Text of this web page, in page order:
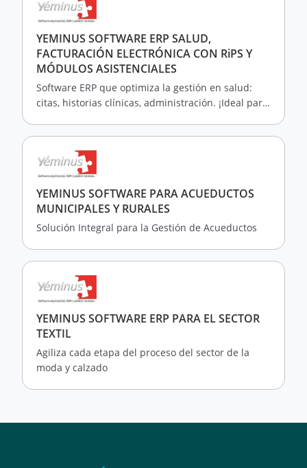
YEMINUS SOFTWARE ERP SALUD,
FACTURACIÓN ELECTRÓNICA CON RiPS Y
MÓDULOS ASISTENCIALES
Software ERP que optimiza la gestión en salud:
citas, historias clínicas, administración. ¡Ideal para
YEMINUS SOFTWARE PARA ACUEDUCTOS
MUNICIPALES Y RURALES
Solución Integral para la Gestión de Acueductos
YEMINUS SOFTWARE ERP PARA EL SECTOR
TEXTIL
Agiliza cada etapa del proceso del sector de la
moda y calzado